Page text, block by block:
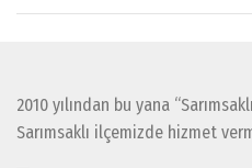
2010 yılından bu yana
Sarımsaklı ilçemizde hizmet